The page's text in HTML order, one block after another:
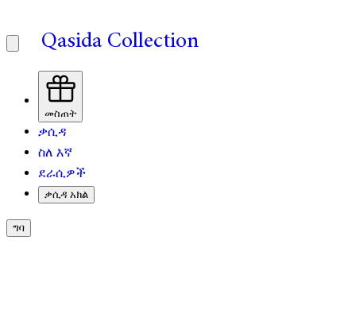
Qasida Collection
መስጠት
ቃሲዳ
ስለ እኛ
ደራሲዎች
ቃሲዳ አክል
ግባ